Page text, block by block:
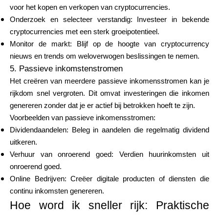
voor het kopen en verkopen van cryptocurrencies.
Onderzoek en selecteer verstandig: Investeer in bekende
cryptocurrencies met een sterk groeipotentieel.
Monitor de markt: Blijf op de hoogte van cryptocurrency
nieuws en trends om weloverwogen beslissingen te nemen.
5. Passieve inkomstenstromen
Het creëren van meerdere passieve inkomensstromen kan je
rijkdom snel vergroten. Dit omvat investeringen die inkomen
genereren zonder dat je er actief bij betrokken hoeft te zijn.
Voorbeelden van passieve inkomensstromen:
Dividendaandelen: Beleg in aandelen die regelmatig dividend
uitkeren.
Verhuur van onroerend goed: Verdien huurinkomsten uit
onroerend goed.
Online Bedrijven: Creëer digitale producten of diensten die
continu inkomsten genereren.
Hoe word ik sneller rijk: Praktische